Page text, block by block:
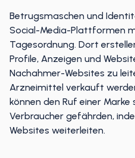
Betrugsmaschen und
Social-Media-Plattformen
Tagesordnung. Dort
Profile, Anzeigen und
Nachahmer-Websites zu
Arzneimittel verkauft
können den Ruf einer
Verbraucher gefährden,
Websites weiterleiten.